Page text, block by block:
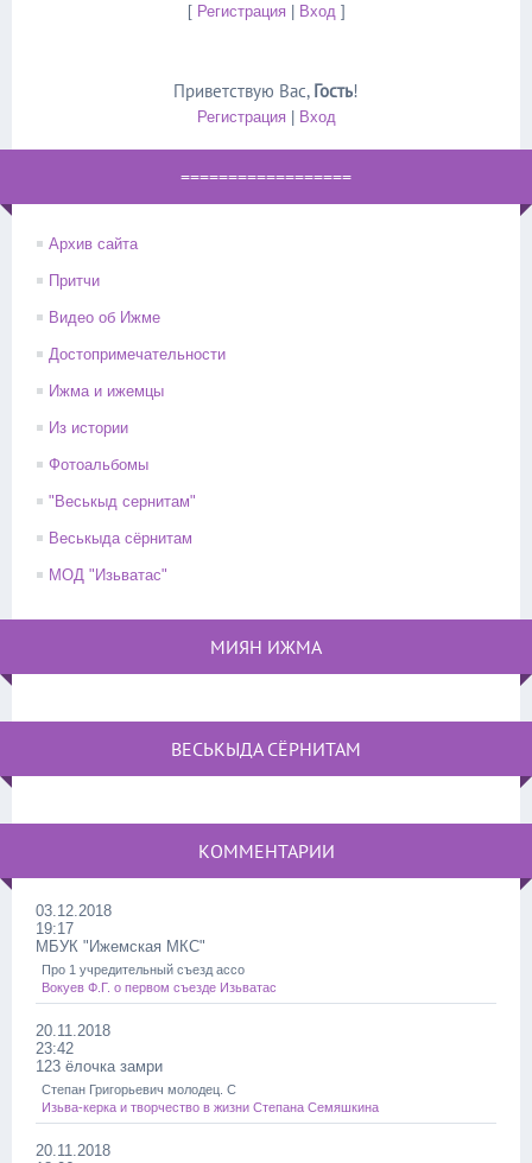
[ Регистрация| Вход]
Приветствую Вас, Гость!
Регистрация| Вход
==================
Архив сайта
Притчи
Видео об Ижме
Достопримечательности
Ижма и ижемцы
Из истории
Фотоальбомы
"Веськыд сернитам"
Веськыда сёрнитам
МОД "Изьватас"
МИЯН ИЖМА
ВЕСЬКЫДА СЁРНИТАМ
КОММЕНТАРИИ
03.12.2018
19:17
МБУК "Ижемская МКС"
Про 1 учредительный съезд ассо
Вокуев Ф.Г. о первом съезде Изьватас
20.11.2018
23:42
123 ёлочка замри
Степан Григорьевич молодец. С
Изьва-керка и творчество в жизни Степана Семяшкина
20.11.2018